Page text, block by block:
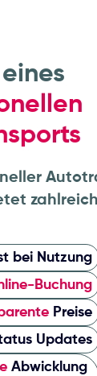
bei Nutzung
Buchung
Preise
Updates
Abwicklung